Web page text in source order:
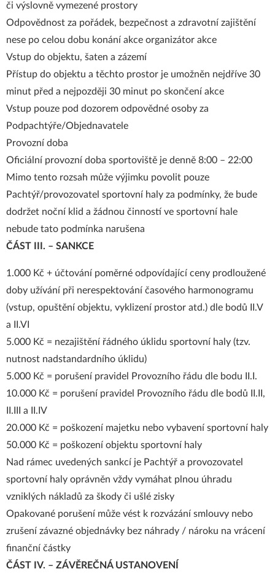
či výslovně vymezené prostory
Odpovědnost za pořádek, bezpečnost a zdravotní zajištění
nese po celou dobu konání akce organizátor akce
Vstup do objektu, šaten a zázemí
Přístup do objektu a těchto prostor je umožněn nejdříve 30
minut před a nejpozději 30 minut po skončení akce
Vstup pouze pod dozorem odpovědné osoby za
Podpachtýře/Objednavatele
Provozní doba
Oficiální provozní doba sportoviště je denně 8:00 – 22:00
Mimo tento rozsah může výjimku povolit pouze
Pachtýř/provozovatel sportovní haly za podmínky, že bude
dodržet noční klid a žádnou činností ve sportovní hale
nebude tato podmínka narušena
ČÁST III. – SANKCE
1.000 Kč + účtování poměrné odpovídající ceny prodloužené
doby užívání při nerespektování časového harmonogramu
(vstup, opuštění objektu, vyklizení prostor atd.) dle bodů II.V
a II.VI
5.000 Kč = nezajištění řádného úklidu sportovní haly (tzv.
nutnost nadstandardního úklidu)
5.000 Kč = porušení pravidel Provozního řádu dle bodu II.I.
10.000 Kč = porušení pravidel Provozního řádu dle bodů II.II,
II.III a II.IV
20.000 Kč = poškození majetku nebo vybavení sportovní haly
50.000 Kč = poškození objektu sportovní haly
Nad rámec uvedených sankcí je Pachtýř a provozovatel
sportovní haly oprávněn vždy vymáhat plnou úhradu
vzniklých nákladů za škody či ušlé zisky
Opakované porušení může vést k rozvázání smlouvy nebo
zrušení závazné objednávky bez náhrady / nároku na vrácení
finanční částky
ČÁST IV. – ZÁVĚREČNÁ USTANOVENÍ